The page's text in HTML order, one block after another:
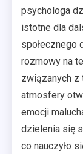
psychologa
istotne dla
społecznego
rozmowy na
związanych z
atmosfery
emocji
dzielenia się
co nauczyło